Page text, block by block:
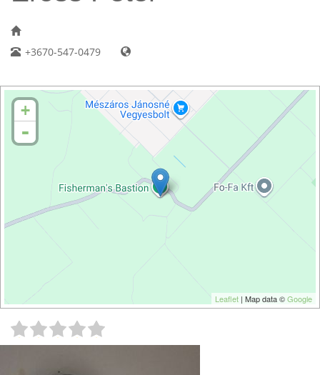
+3670-547-0479
+
-
Leaflet | Map data ©Google